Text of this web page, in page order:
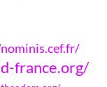
france.org/